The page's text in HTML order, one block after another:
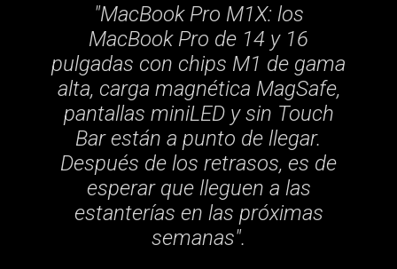
"MacBook Pro M1X: los
MacBook Pro de 14 y 16
pulgadas con chips M1 de gama
alta, carga magnética MagSafe,
pantallas miniLED y sin Touch
Bar están a punto de llegar.
Después de los retrasos, es de
esperar que lleguen a las
estanterías en las próximas
semanas".